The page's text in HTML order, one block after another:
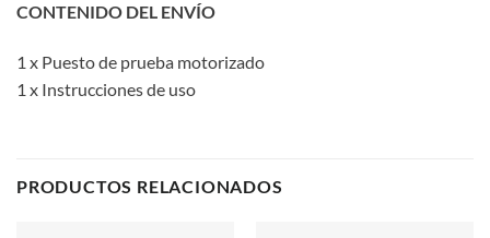
CONTENIDO DEL ENVÍO
1 x Puesto de prueba motorizado
1 x Instrucciones de uso
PRODUCTOS RELACIONADOS